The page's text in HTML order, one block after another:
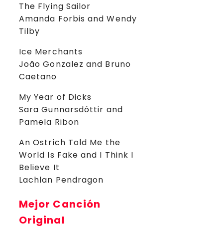
The Flying Sailor
Amanda Forbis and Wendy
Tilby
Ice Merchants
João Gonzalez and Bruno
Caetano
My Year of Dicks
Sara Gunnarsdóttir and
Pamela Ribon
An Ostrich Told Me the
World Is Fake and I Think I
Believe It
Lachlan Pendragon
Mejor Canción
Original